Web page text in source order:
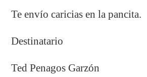
Te envío caricias en la pancita.
Destinatario
Ted Penagos Garzón